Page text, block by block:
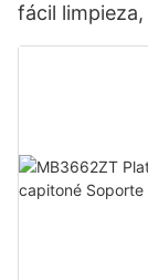
fácil
de fábrica -